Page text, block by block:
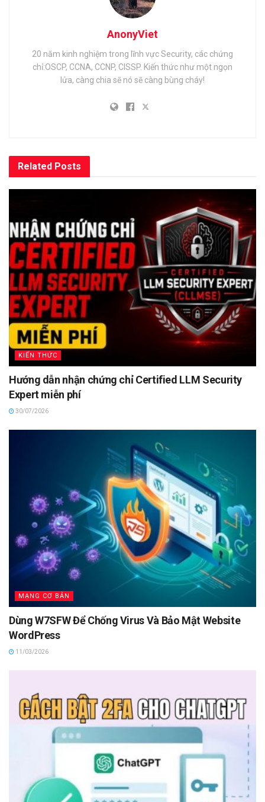
AnonyViet
20 năm kinh nghiệm trong lĩnh vực Security, các chứng
chỉ:OSCP, CCNA, CCNP, CISSP. Kiến thức như một ngọn
lửa, càng chia sẽ nó sẽ càng bùng cháy!
Related Posts
KIẾN THỨC
Hướng dẫn nhận chứng chỉ Certified LLM Security
Expert miễn phí
30/07/2026
MẠNG CƠ BẢN
Dùng W7SFW Để Chống Virus Và Bảo Mật Website
WordPress
11/03/2026